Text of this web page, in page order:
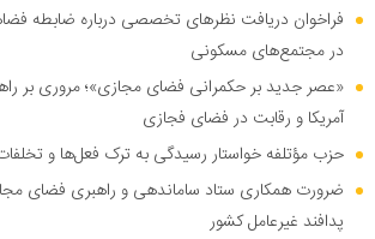
فراخوان دریافت نظر‌های تخصصی درباره ضابطه
در مجتمع‌های مسکونی
«عصر جدید بر حکمرانی فضای مجازی»؛ مروری بر
آمریکا و رقابت در فضای فجازی
حزب مؤتلفه خواستار رسیدگی به ترک فعل‌ها و
ضرورت همکاری ستاد ساماندهی و راهبری فضای
پدافند غیرعامل کشور